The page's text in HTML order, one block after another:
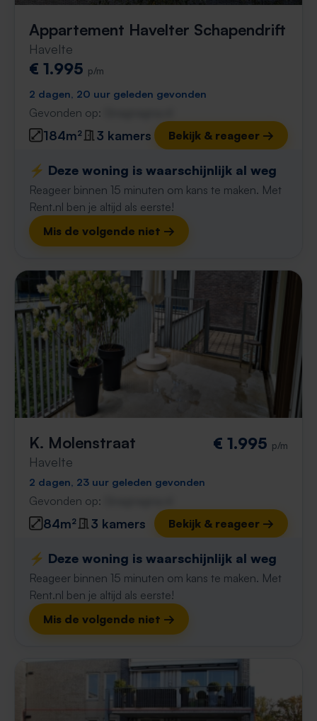
Appartement Havelter Schapendrift
Havelte
€ 1.995 p/m
2 dagen, 20 uur geleden gevonden
Gevonden op:
184m² 3 kamers Bekijk & reageer →
⚡️ Deze woning is waarschijnlijk al weg
Reageer binnen 15 minuten om kans te maken. Met
Rent.nl ben je altijd als eerste!
Mis de volgende niet →
K. Molenstraat
Havelte
€ 1.995 p/m
2 dagen, 23 uur geleden gevonden
Gevonden op:
84m² 3 kamers Bekijk & reageer →
⚡️ Deze woning is waarschijnlijk al weg
Reageer binnen 15 minuten om kans te maken. Met
Rent.nl ben je altijd als eerste!
Mis de volgende niet →